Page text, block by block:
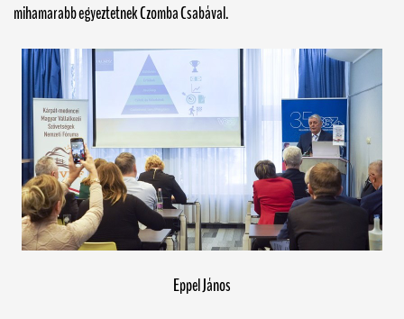
mihamarabb egyeztetnek Czomba Csabával.
Eppel János